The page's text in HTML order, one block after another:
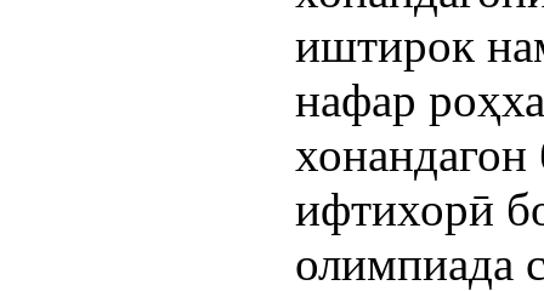
иштирок
нафар
ифтихорӣ
олимпиада